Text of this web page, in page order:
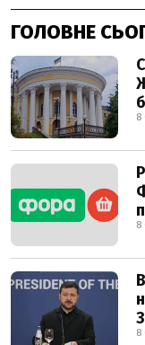
ГОЛОВНЕ
8
8
8